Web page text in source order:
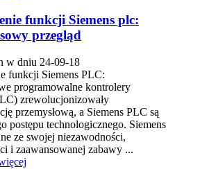
funkcji Siemens plc:
przegląd
w dniu 24-09-18
funkcji Siemens PLC:
programowalne kontrolery
zrewolucjonizowały
przemysłową, a Siemens PLC są
postępu technologicznego. Siemens
ze swojej niezawodności,
i zaawansowanej zabawy ...